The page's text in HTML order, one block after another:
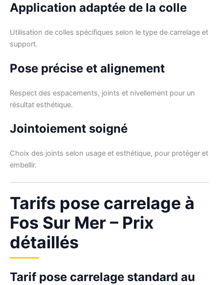
Application adaptée de la colle
Utilisation de colles spécifiques selon le type de carrelage et
support.
Pose précise et alignement
Respect des espacements, joints et nivellement pour un
résultat esthétique.
Jointoiement soigné
Choix des joints selon usage et esthétique, pour protéger et
embellir.
Tarifs pose carrelage à
Fos Sur Mer – Prix
détaillés
Tarif pose carrelage standard au